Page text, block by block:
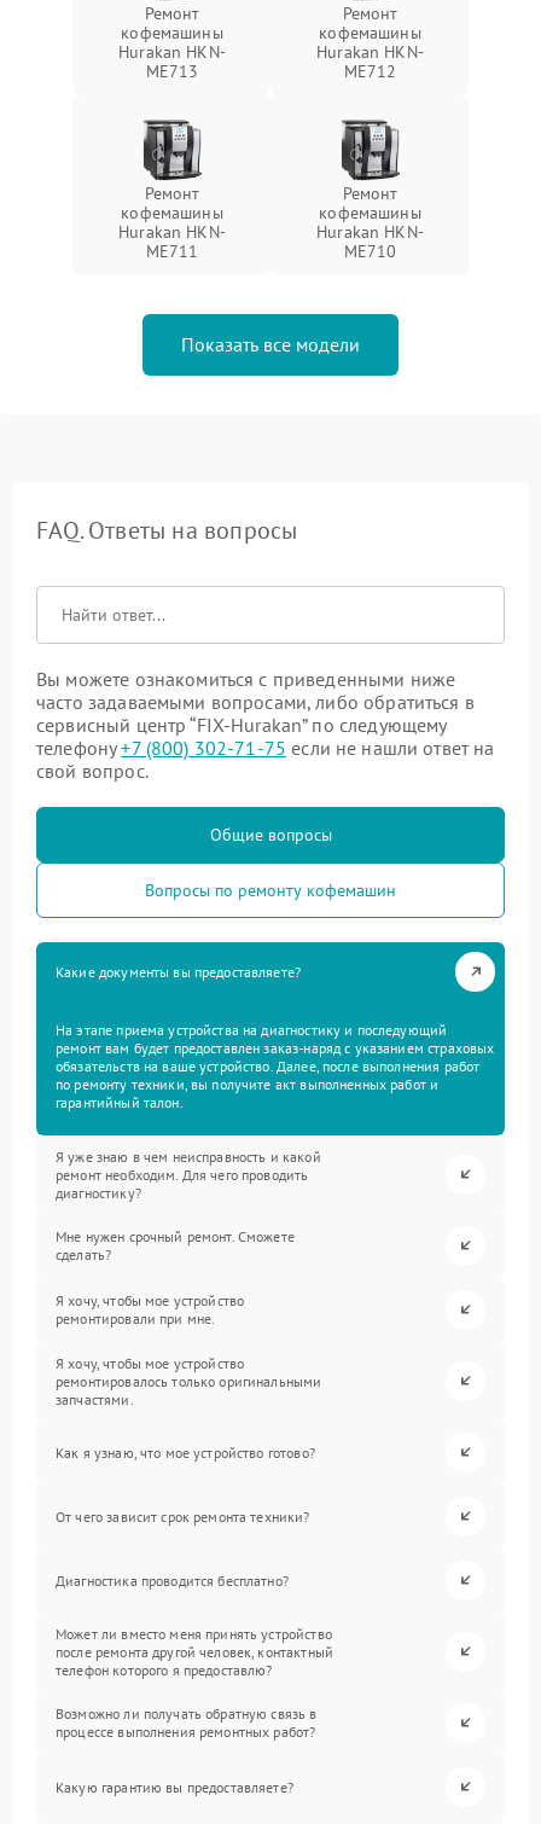
Ремонт
кофемашины
Hurakan HKN-
ME713
Ремонт
кофемашины
Hurakan HKN-
ME712
Ремонт
кофемашины
Hurakan HKN-
ME711
Ремонт
кофемашины
Hurakan HKN-
ME710
Показать все модели
FAQ. Ответы на вопросы
Вы можете ознакомиться с приведенными ниже
часто задаваемыми вопросами, либо обратиться в
сервисный центр “FIX-Hurakan” по следующему
телефону+7 (800) 302-71-75 если не нашли ответ на
свой вопрос.
Общие вопросы
Вопросы по ремонту кофемашин
Какие документы вы предоставляете?
На этапе приема устройства на диагностику и последующий
ремонт вам будет предоставлен заказ-наряд с указанием страховых
обязательств на ваше устройство. Далее, после выполнения работ
по ремонту техники, вы получите акт выполненных работ и
гарантийный талон.
Я уже знаю в чем неисправность и какой
ремонт необходим. Для чего проводить
диагностику?
Мне нужен срочный ремонт. Сможете
сделать?
Я хочу, чтобы мое устройство
ремонтировали при мне.
Я хочу, чтобы мое устройство
ремонтировалось только оригинальными
запчастями.
Как я узнаю, что мое устройство готово?
От чего зависит срок ремонта техники?
Диагностика проводится бесплатно?
Может ли вместо меня принять устройство
после ремонта другой человек, контактный
телефон которого я предоставлю?
Возможно ли получать обратную связь в
процессе выполнения ремонтных работ?
Какую гарантию вы предоставляете?